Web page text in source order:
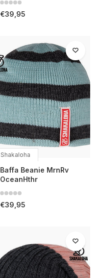
€39,95
Shakaloha
Baffa Beanie MrnRv
OceanHthr
€39,95